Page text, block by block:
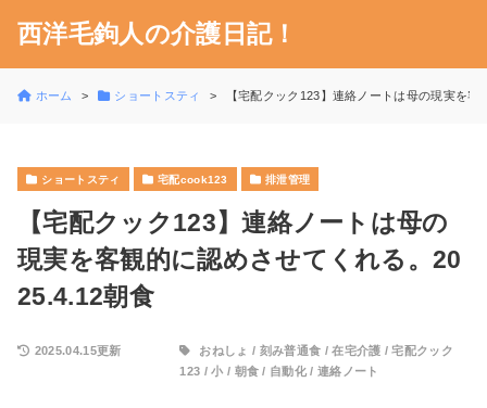
西洋毛鉤人の介護日記！
ホーム ショートスティ 【宅配クック123】連絡ノートは母の現実を
ショートスティ 宅配cook123 排泄管理
【宅配クック123】連絡ノートは母の
現実を客観的に認めさせてくれる。20
25.4.12朝食
2025.04.15更新 おねしょ / 刻み普通食 /在宅介護 /宅配クック
123 /小 / 朝食 / 自動化 /連絡ノート